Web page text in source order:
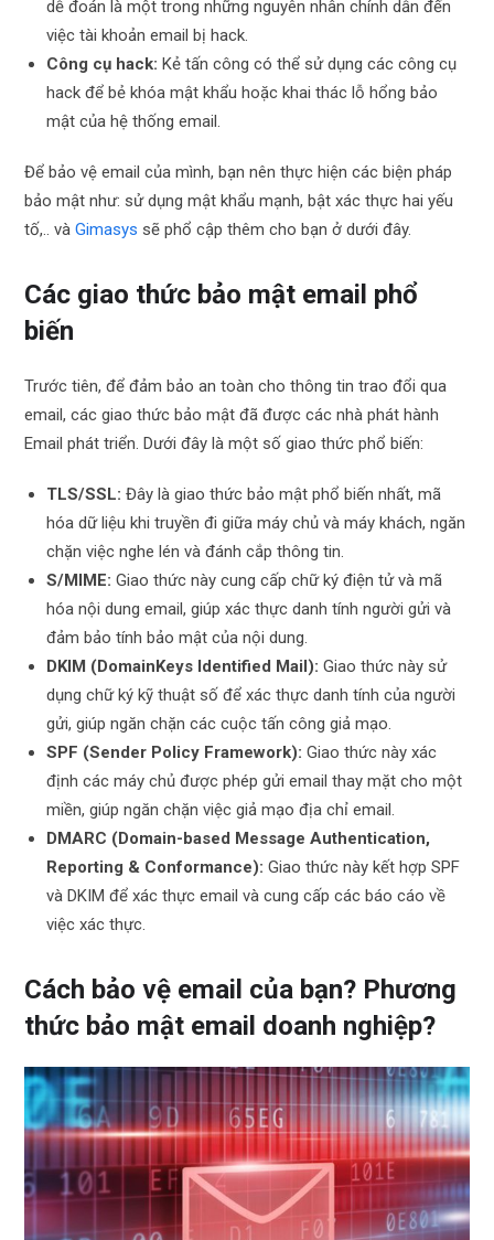
dễ đoán là một trong những nguyên nhân chính dẫn đến
việc tài khoản email bị hack.
Công cụ hack: Kẻ tấn công có thể sử dụng các công cụ
hack để bẻ khóa mật khẩu hoặc khai thác lỗ hổng bảo
mật của hệ thống email.
Để bảo vệ email của mình, bạn nên thực hiện các biện pháp
bảo mật như: sử dụng mật khẩu mạnh, bật xác thực hai yếu
tố,.. vàGimasys sẽ phổ cập thêm cho bạn ở dưới đây.
Các giao thức bảo mật email phổ
biến
Trước tiên, để đảm bảo an toàn cho thông tin trao đổi qua
email, các giao thức bảo mật đã được các nhà phát hành
Email phát triển. Dưới đây là một số giao thức phổ biến:
TLS/SSL: Đây là giao thức bảo mật phổ biến nhất, mã
hóa dữ liệu khi truyền đi giữa máy chủ và máy khách, ngăn
chặn việc nghe lén và đánh cắp thông tin.
S/MIME: Giao thức này cung cấp chữ ký điện tử và mã
hóa nội dung email, giúp xác thực danh tính người gửi và
đảm bảo tính bảo mật của nội dung.
DKIM (DomainKeys Identified Mail): Giao thức này sử
dụng chữ ký kỹ thuật số để xác thực danh tính của người
gửi, giúp ngăn chặn các cuộc tấn công giả mạo.
SPF (Sender Policy Framework): Giao thức này xác
định các máy chủ được phép gửi email thay mặt cho một
miền, giúp ngăn chặn việc giả mạo địa chỉ email.
DMARC (Domain-based Message Authentication,
Reporting & Conformance): Giao thức này kết hợp SPF
và DKIM để xác thực email và cung cấp các báo cáo về
việc xác thực.
Cách bảo vệ email của bạn? Phương
thức bảo mật email doanh nghiệp?